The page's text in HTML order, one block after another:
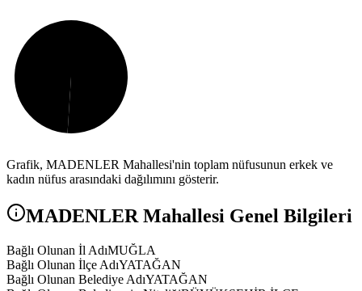
Grafik, MADENLER Mahallesi'nin toplam nüfusunun erkek ve
kadın nüfus arasındaki dağılımını gösterir.
MADENLER Mahallesi Genel Bilgileri
Bağlı Olunan İl AdıMUĞLA
Bağlı Olunan İlçe AdıYATAĞAN
Bağlı Olunan Belediye AdıYATAĞAN